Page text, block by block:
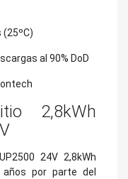
al 90% DoD
2,8kWh
24V 2,8kWh
por parte del